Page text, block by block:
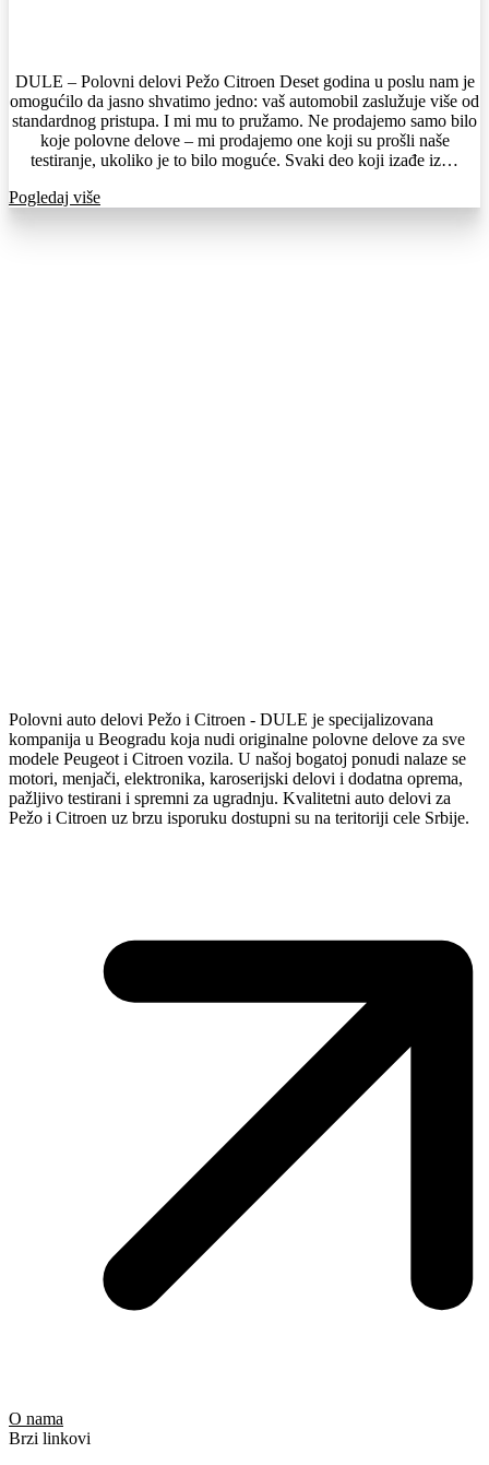
DULE – Polovni delovi Pežo Citroen Deset godina u poslu nam je
omogućilo da jasno shvatimo jedno: vaš automobil zaslužuje više od
standardnog pristupa. I mi mu to pružamo. Ne prodajemo samo bilo
koje polovne delove – mi prodajemo one koji su prošli naše
testiranje, ukoliko je to bilo moguće. Svaki deo koji izađe iz…
Pogledaj više
Polovni auto delovi Pežo i Citroen - DULE je specijalizovana
kompanija u Beogradu koja nudi originalne polovne delove za sve
modele Peugeot i Citroen vozila. U našoj bogatoj ponudi nalaze se
motori, menjači, elektronika, karoserijski delovi i dodatna oprema,
pažljivo testirani i spremni za ugradnju. Kvalitetni auto delovi za
Pežo i Citroen uz brzu isporuku dostupni su na teritoriji cele Srbije.
O nama
Brzi linkovi